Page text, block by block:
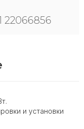
22066856
и установки